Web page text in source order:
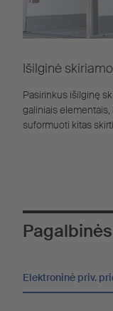
Išilginė
Pasirinkus išilginę
galiniais
suformuoti kitas
Elektroninė priv.